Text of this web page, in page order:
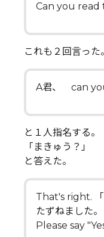
Can you read
これも２回言った。
A君、 can
と１人指名する。
「まきゅう？」
と答えた。
That's right. 「
たずねました。
Please say